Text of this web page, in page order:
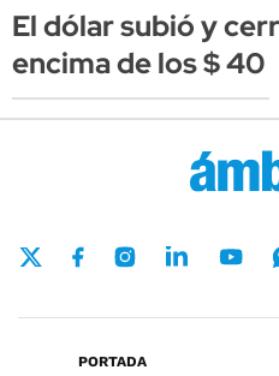
El dólar subió y
encima de los $ 40
PORTADA